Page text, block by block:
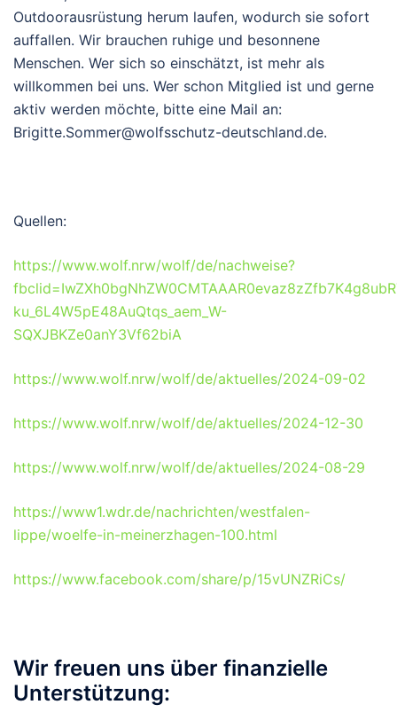
Outdoorausrüstung herum laufen, wodurch sie sofort
auffallen. Wir brauchen ruhige und besonnene
Menschen. Wer sich so einschätzt, ist mehr als
willkommen bei uns. Wer schon Mitglied ist und gerne
aktiv werden möchte, bitte eine Mail an:
Brigitte.Sommer@wolfsschutz-deutschland.de.
Quellen:
https://www.wolf.nrw/wolf/de/nachweise?
ku_6L4W5pE48AuQtqs_aem_W-
SQXJBKZe0anY3Vf62biA
https://www.wolf.nrw/wolf/de/aktuelles/2024-09-02
https://www.wolf.nrw/wolf/de/aktuelles/2024-12-30
https://www.wolf.nrw/wolf/de/aktuelles/2024-08-29
https://www1.wdr.de/nachrichten/westfalen-
lippe/woelfe-in-meinerzhagen-100.html
https://www.facebook.com/share/p/15vUNZRiCs/
Wir freuen uns über finanzielle
Unterstützung: